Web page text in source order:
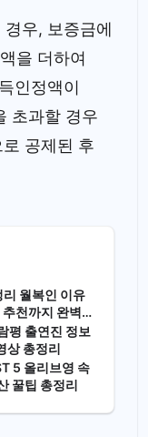
우, 보증금에
을 더하여
인정액이
초과할 경우
공제된 후
월복인 이유
천까지 완벽
평 출연진 정보
상 총정리
5 올리브영 속
꿀팁 총정리